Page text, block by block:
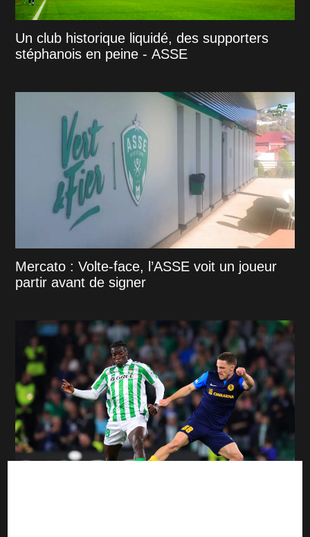
Un club historique liquidé, des supporters
stéphanois en peine - ASSE
Mercato : Volte-face, l’ASSE voit un joueur
partir avant de signer